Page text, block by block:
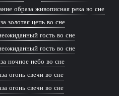
образа живописная река во сне
золотая цепь во сне
гость во сне
гость во сне
ночное небо во сне
огонь свечи во сне
огонь свечи во сне